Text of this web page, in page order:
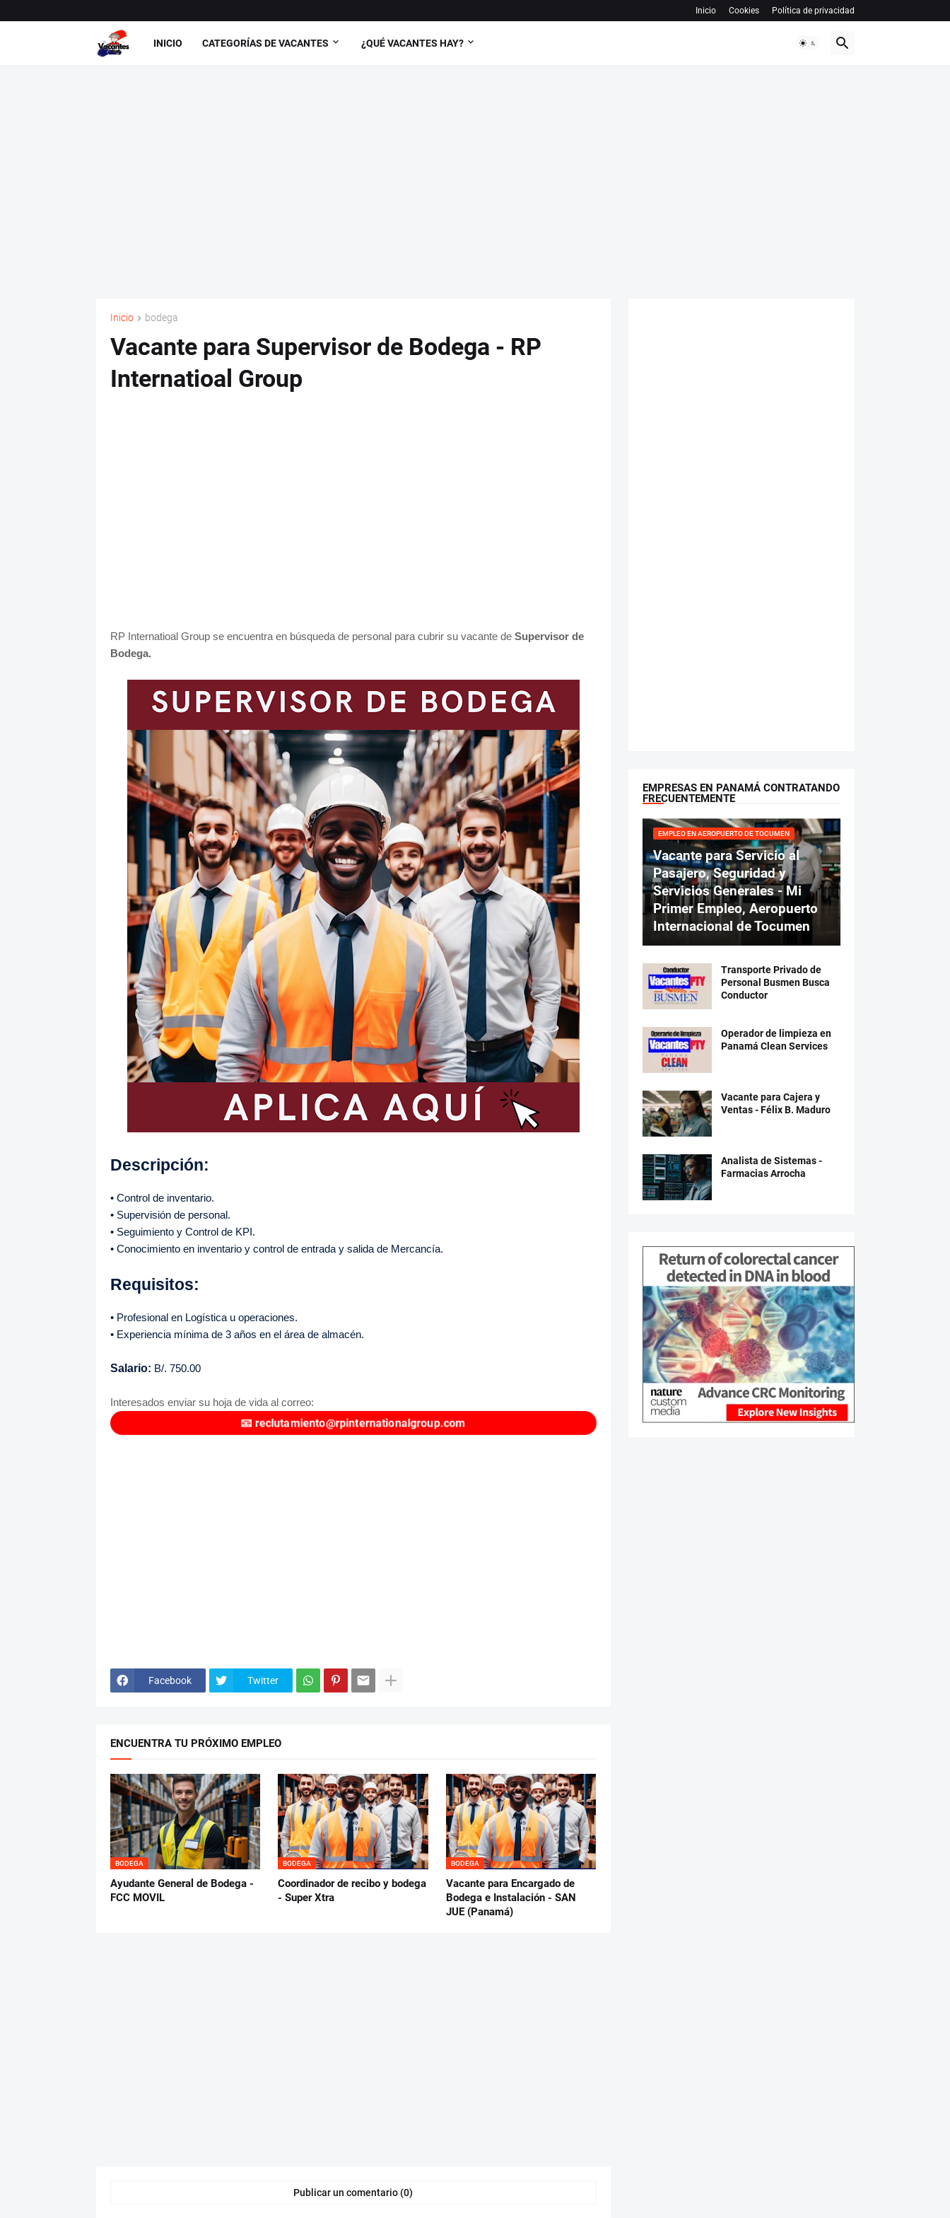
Inicio Cookies Política de privacidad
INICIO CATEGORÍAS DE VACANTES ¿QUÉ VACANTES HAY?
Inicio bodega
Vacante para Supervisor de Bodega - RP
Internatioal Group
RP Internatioal Group se encuentra en búsqueda de personal para cubrir su vacante de Supervisor de
Bodega.
Descripción:
• Control de inventario.
• Supervisión de personal.
• Seguimiento y Control de KPI.
• Conocimiento en inventario y control de entrada y salida de Mercancía.
Requisitos:
• Profesional en Logística u operaciones.
• Experiencia mínima de 3 años en el área de almacén.
Salario: B/. 750.00
Interesados enviar su hoja de vida al correo:
📧 reclutamiento@rpinternationalgroup.com
Facebook Twitter
ENCUENTRA TU PRÓXIMO EMPLEO
BODEGA
Ayudante General de Bodega -
FCC MOVIL
BODEGA
Coordinador de recibo y bodega
- Super Xtra
BODEGA
Vacante para Encargado de
Bodega e Instalación - SAN
JUE (Panamá)
Publicar un comentario (0)
EMPRESAS EN PANAMÁ CONTRATANDO
FRECUENTEMENTE
EMPLEO EN AEROPUERTO DE TOCUMEN
Vacante para Servicio al
Pasajero, Seguridad y
Servicios Generales - Mi
Primer Empleo, Aeropuerto
Internacional de Tocumen
Transporte Privado de
Personal Busmen Busca
Conductor
Operador de limpieza en
Panamá Clean Services
Vacante para Cajera y
Ventas - Félix B. Maduro
Analista de Sistemas -
Farmacias Arrocha